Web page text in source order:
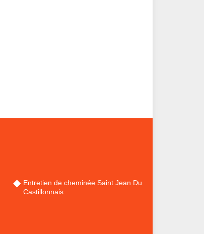
Entretien de cheminée Saint Jean Du
Castillonnais